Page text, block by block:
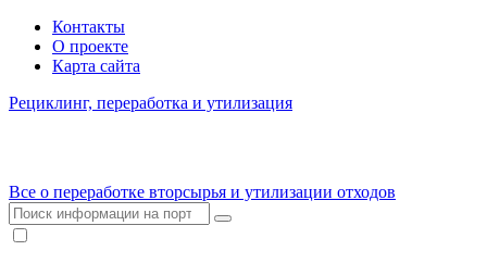
Контакты
О проекте
Карта сайта
Рециклинг, переработка и утилизация
Все о переработке вторсырья и утилизации отходов